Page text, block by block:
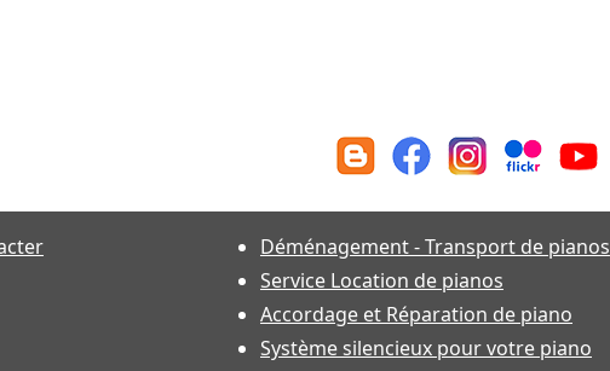
Déménagement - Transport de pianos
Service Location de pianos
Accordage et Réparation de piano
Système silencieux pour votre piano